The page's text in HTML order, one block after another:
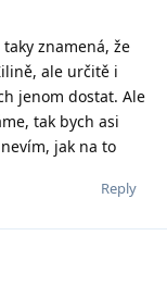
znamená, že
ale určitě i
jenom dostat. Ale
tak bych asi
jak na to
Reply